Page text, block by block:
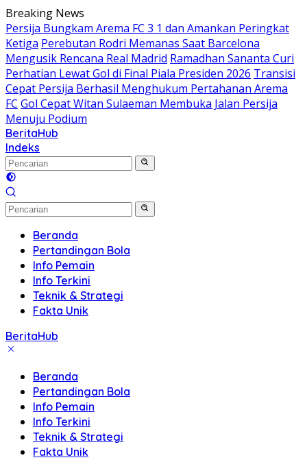
Langsung
ke
konten
Breaking News
Persija Bungkam Arema FC 3 1 dan Amankan Peringkat
Ketiga Perebutan Rodri Memanas Saat Barcelona
Mengusik Rencana Real Madrid Ramadhan Sananta Curi
Perhatian Lewat Gol di Final Piala Presiden 2026 Transisi
Cepat Persija Berhasil Menghukum Pertahanan Arema
FC Gol Cepat Witan Sulaeman Membuka Jalan Persija
Menuju Podium
BeritaHub
Indeks
Beranda
Pertandingan Bola
Info Pemain
Info Terkini
Teknik & Strategi
Fakta Unik
BeritaHub
Beranda
Pertandingan Bola
Info Pemain
Info Terkini
Teknik & Strategi
Fakta Unik